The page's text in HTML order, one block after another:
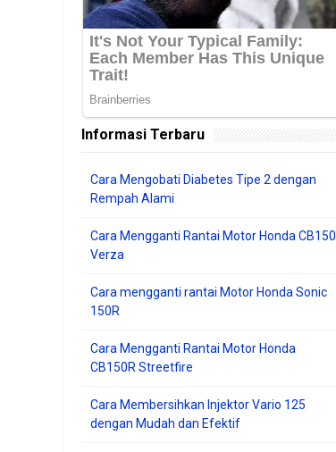
Informasi Terbaru
Cara Mengobati Diabetes Tipe 2 dengan
Rempah Alami
Cara Mengganti Rantai Motor Honda CB150
Verza
Cara mengganti rantai Motor Honda Sonic
150R
Cara Mengganti Rantai Motor Honda
CB150R Streetfire
Cara Membersihkan Injektor Vario 125
dengan Mudah dan Efektif